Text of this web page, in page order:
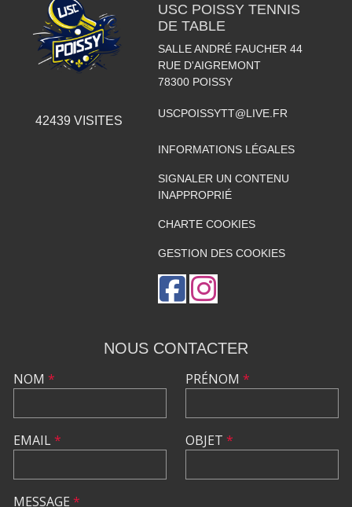
42439 VISITES
USC POISSY TENNIS
DE TABLE
SALLE ANDRÉ FAUCHER 44
RUE D'AIGREMONT
78300 POISSY
USCPOISSYTT@LIVE.FR
INFORMATIONS LÉGALES
SIGNALER UN CONTENU
INAPPROPRIÉ
CHARTE COOKIES
GESTION DES COOKIES
NOUS CONTACTER
NOM *
EMAIL*
PRÉNOM *
OBJET *
MESSAGE *